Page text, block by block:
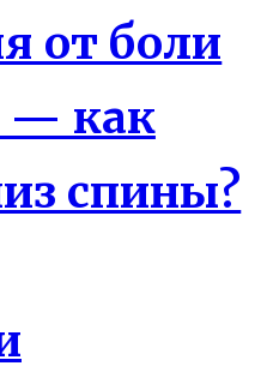
от боли
— как
спины?